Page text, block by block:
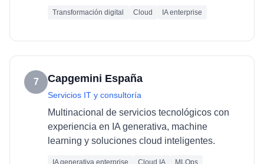
Transformación digital Cloud IA enterprise
7 Capgemini España
Servicios IT y consultoría
Multinacional de servicios tecnológicos con
experiencia en IA generativa, machine
learning y soluciones cloud inteligentes.
IA generativa enterprise Cloud IA MLOps